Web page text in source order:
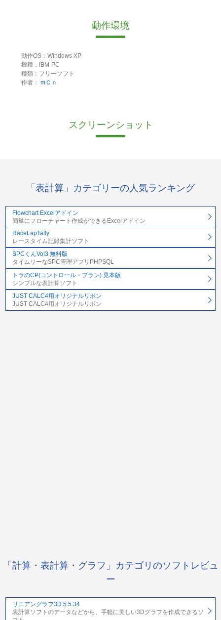
動作環境
動作OS：Windows XP
機種：IBM-PC
種類：フリーソフト
作者： mＣｎ
スクリーンショット
「表計算」カテゴリーの人気ランキング
Flowchart Excelアドイン
簡単にフローチャート作成ができるExcelアドイン
RaceLapTally
レースタイム記録集計ソフト
SPCくんVol3 無料版
タイムリーなSPC管理アプリPHPSQL
トラのCP(コントロール・プラン) 見本版
シンプルな表計算ソフト
JUST CALC4用オリジナルリボン
JUST CALC4用オリジナルリボン
「計算・表計算・グラフ」カテゴリのソフトレビュ
ー
リニアングラフ3D 5.5.34
表計算ソフトのデータなどから、手軽に美しい3Dグラフを作成できるソ